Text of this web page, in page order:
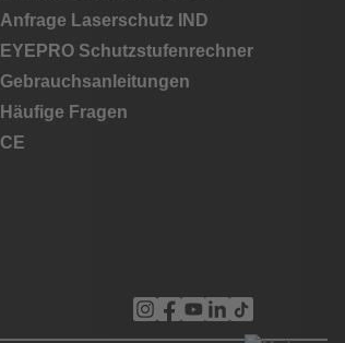
Anfrage Laserschutz IND
EYEPRO Schutzstufenrechner
Gebrauchsanleitungen
Häufige Fragen
CE